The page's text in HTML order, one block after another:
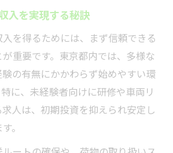
入を実現する秘訣
を得るためには、まず信頼できる
重要です。東京都内では、多様な
の有無にかかわらず始めやすい環
に、未経験者向けに研修や車両リ
人は、初期投資を抑えられ安定し
。